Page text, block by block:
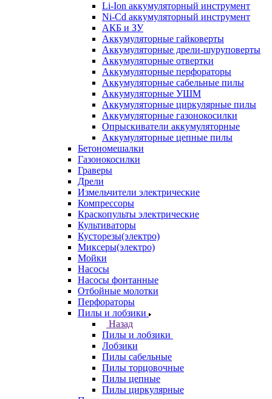
Li-Ion аккумуляторный инструмент
Ni-Cd аккумуляторный инструмент
АКБ и ЗУ
Аккумуляторные гайковерты
Аккумуляторные дрели-шуруповерты
Аккумуляторные отвертки
Аккумуляторные перфораторы
Аккумуляторные сабельные пилы
Аккумуляторные УШМ
Аккумуляторные циркулярные пилы
Аккумуляторные газонокосилки
Опрыскиватели аккумуляторные
Аккумуляторные цепные пилы
Бетономешалки
Газонокосилки
Граверы
Дрели
Измельчители электрические
Компрессоры
Краскопульты электрические
Культиваторы
Кусторезы(электро)
Миксеры(электро)
Мойки
Насосы
Насосы фонтанные
Отбойные молотки
Перфораторы
Пилы и лобзики
Назад
Пилы и лобзики
Лобзики
Пилы сабельные
Пилы торцовочные
Пилы цепные
Пилы циркулярные